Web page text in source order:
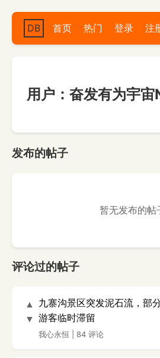
DB 首页 热门 登录 注
用户：奋发有为宇
发布的帖子
暂无发布的帖
评论过的帖子
▲
▼
九寨沟景区突发泥石流，部
游客临时滞留
我心永恒 84 评论